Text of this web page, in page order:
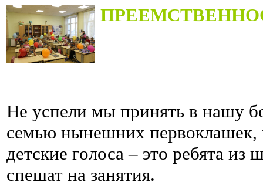
Не успели мы принять в нашу
семью нынешних первоклашек,
детские голоса – это ребята
спешат на занятия.